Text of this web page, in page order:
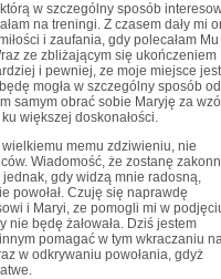
w szczególny sposób
na treningi. Z czasem dały mi
i zaufania, gdy polecałam Mu
ze zbliżającym się ukończeniem
i pewniej, ze moje miejsce jest
mogła w szczególny sposób
samym obrać sobie Maryję za
większej doskonałości.
wielkiemu memu zdziwieniu, nie
Wiadomość, że zostanę
jednak, gdy widzą mnie radosną,
powołał. Czuję się naprawdę
i Maryi, ze pomogli mi w
nie będę żałowała. Dziś jestem
pomagać w tym wkraczaniu
w odkrywaniu powołania, gdyż